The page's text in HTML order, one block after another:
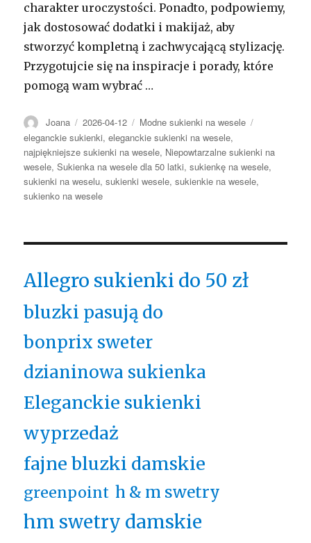
charakter uroczystości. Ponadto, podpowiemy,
jak dostosować dodatki i makijaż, aby
stworzyć kompletną i zachwycającą stylizację.
Przygotujcie się na inspiracje i porady, które
pomogą wam wybrać …
Autor
Joana Opublikowano
2026-04-12 Kategorie
Modne sukienki na wesele
eleganckie sukienki,eleganckie sukienki na wesele,
najpiękniejsze sukienki na wesele, Niepowtarzalne sukienki na
wesele,Sukienka na wesele dla 50 latki,sukienkę na wesele,
sukienki na weselu,sukienki wesele,sukienkie na wesele,
sukienko na wesele
Allegro sukienki do 50 zł
bluzki pasują do
bonprix sweter
dzianinowa sukienka
Eleganckie sukienki
wyprzedaż
fajne bluzki damskie
greenpoint h & m swetry
hm swetry damskie